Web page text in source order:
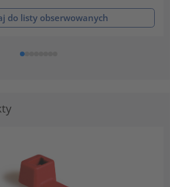
do listy obserwowanych